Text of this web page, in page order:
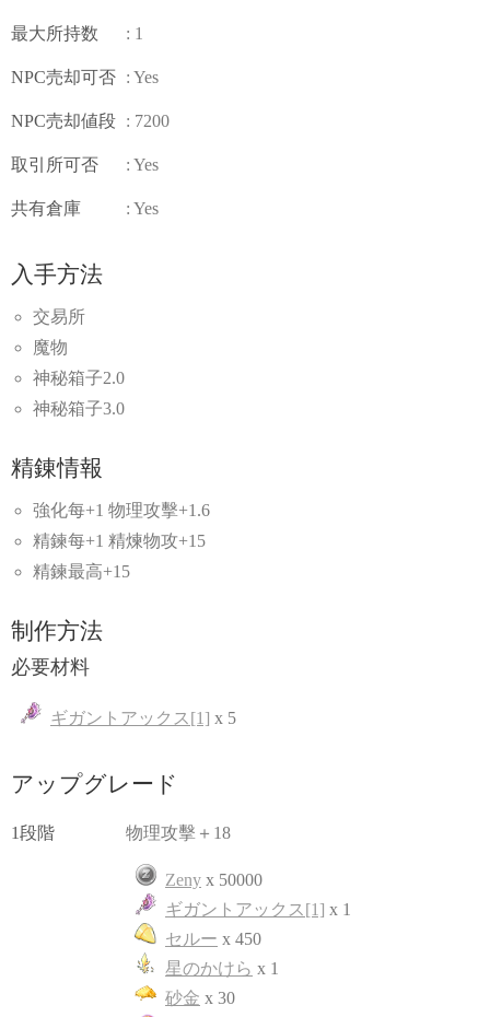
最大所持数 : 1
NPC売却可否 : Yes
NPC売却値段 : 7200
取引所可否 : Yes
共有倉庫 : Yes
入手方法
交易所
魔物
神秘箱子2.0
神秘箱子3.0
精錬情報
強化每+1 物理攻擊+1.6
精鍊每+1 精煉物攻+15
精鍊最高+15
制作方法
必要材料
ギガントアックス[1] x 5
アップグレード
1段階 物理攻擊＋18
Zeny x 50000
ギガントアックス[1] x 1
セルー x 450
星のかけら x 1
砂金 x 30